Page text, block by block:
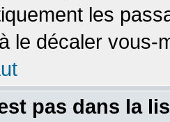
les
le décaler vous-
pas dans la